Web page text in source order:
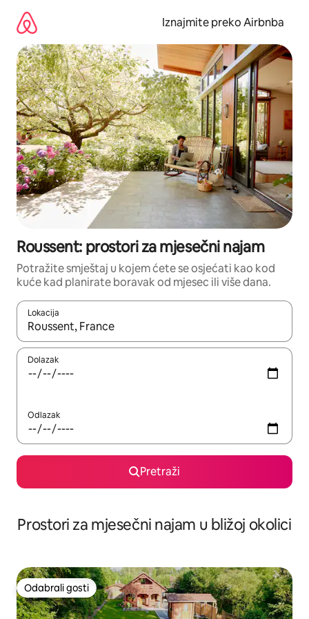
sadržaj
Iznajmite preko Airbnba
Roussent: prostori za mjesečni najam
Potražite smještaj u kojem ćete se osjećati kao kod
kuće kad planirate boravak od mjesec ili više dana.
Lokacija
Kada budu dostupni rezultati, moći ćete ih pregledati
Dolazak
Odlazak
Pretraži
Prostori za mjesečni najam u bližoj okolici
Odabrali gosti
Odabrali gosti